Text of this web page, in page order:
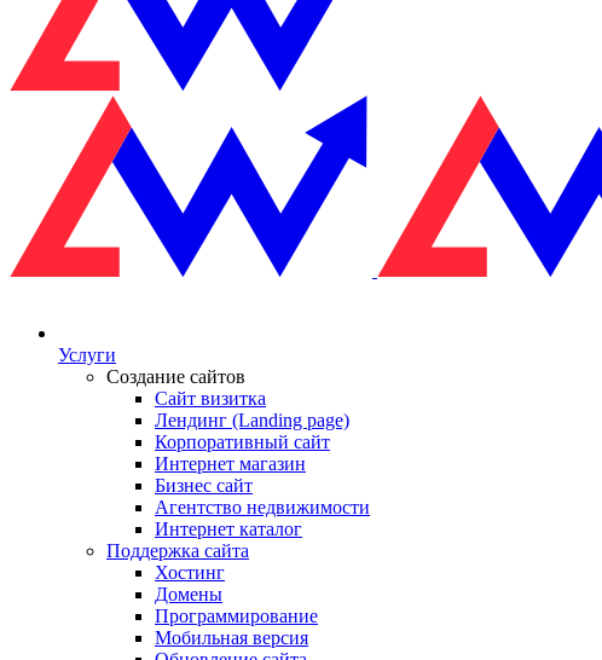
Услуги
Создание сайтов
Сайт визитка
Лендинг (Landing page)
Корпоративный сайт
Интернет магазин
Бизнес сайт
Агентство недвижимости
Интернет каталог
Поддержка сайта
Хостинг
Домены
Программирование
Мобильная версия